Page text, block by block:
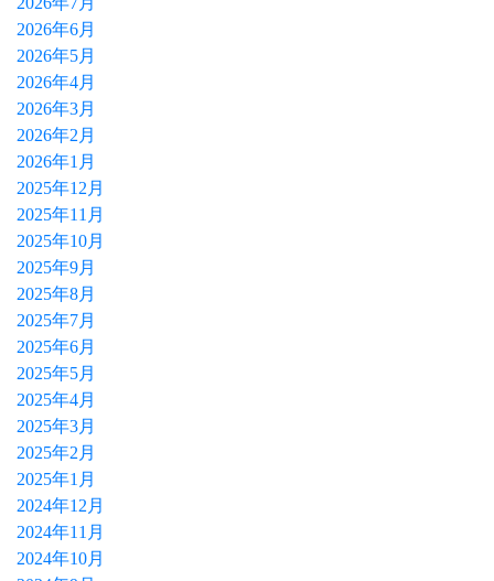
2026年6月
2026年5月
2026年4月
2026年3月
2026年2月
2026年1月
2025年12月
2025年11月
2025年10月
2025年9月
2025年8月
2025年7月
2025年6月
2025年5月
2025年4月
2025年3月
2025年2月
2025年1月
2024年12月
2024年11月
2024年10月